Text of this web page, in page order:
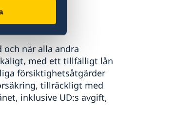
när alla andra
med ett tillfälligt lån
försiktighetsåtgärder
tillräckligt med
inklusive UD:s avgift,